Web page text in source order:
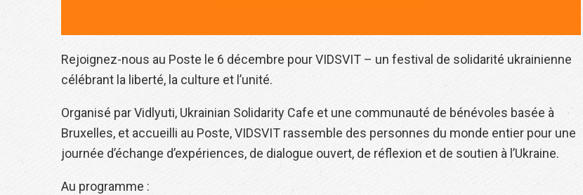
Rejoignez-nous au Poste le 6 décembre pour VIDSVIT – un festival de solidarité ukrainienne
célébrant la liberté, la culture et l’unité.
Organisé par Vidlyuti, Ukrainian Solidarity Cafe et une communauté de bénévoles basée à
Bruxelles, et accueilli au Poste, VIDSVIT rassemble des personnes du monde entier pour une
journée d’échange d’expériences, de dialogue ouvert, de réflexion et de soutien à l’Ukraine.
Au programme :